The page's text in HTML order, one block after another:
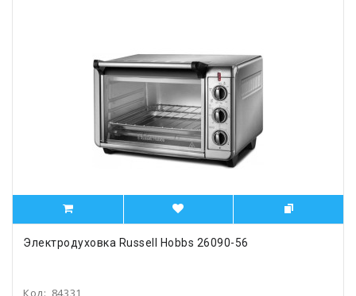
Электродуховка Russell Hobbs 26090-56
Код: 84331